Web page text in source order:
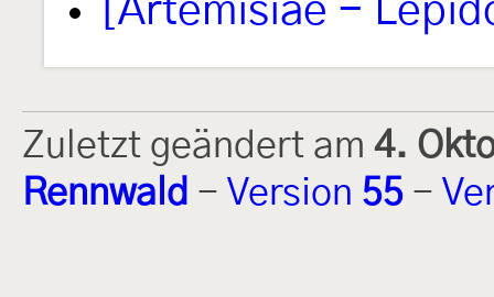
[Artemisiae -
Zuletzt geändert am 4.
Rennwald - Version 55 -